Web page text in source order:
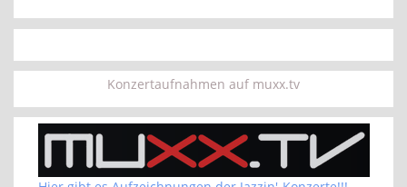
Konzertaufnahmen auf muxx.tv